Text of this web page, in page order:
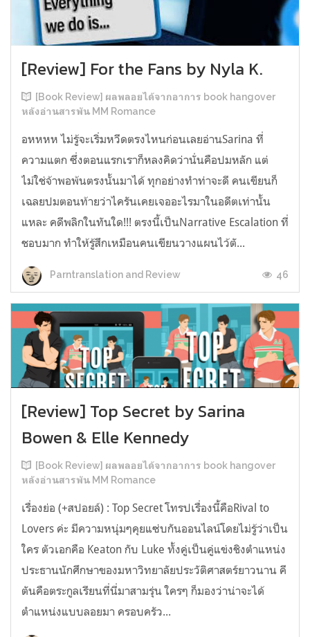
[Review] For the Fans by Nyla K.
[Book Review] ผลพลอยได้จากอาการ book hangover
หลังอ่านสารพัน MM Romance
อหหหห ไม่รู้จะเริ่มหวีดตรงไหนก่อนเลยอ่านSarina ที่
ความแตก ซึ่งตอนแรกเราก็หลงคิดว่านั่นคือปมหลัก แต่
ไม่ใช่จ้าพอพ้นตรงนั้นมาได้ ทุกอย่างทำท่าจะดี คนเขียนก็
เฉลยปมตอนท้ายว่าไครันเคยเจออะไรมาในอดีตเท่านั้น
แหละ คดีพลิกในทันใด!!! ตรงนี้เป็นNarrative Escalation ที่
ชอบมาก ทำให้รู้สึกเหมือนคนเขียนวางแผนไว้ตั...
Parntranslation and Review 46
[Review] Top Secret by Sarina
Bowen & Elle Kennedy
[Book Review] ผลพลอยได้จากอาการ book hangover
หลังอ่านสารพัน MM Romance
เรื่องย่อ (+สปอยล์) : Top Secret โทรปเรื่องนี้คือRival to
Lovers ค่ะ มีความหนุ่มๆคุยแซ่บกันออนไลน์โดยไม่รู้ว่าเป็น
ใคร ตัวเอกคือ Keaton กับ Luke ทั้งคู่เป็นคู่แข่งชิงตำแหน่ง
ประธานนักศึกษาของมหาวิทยาลัยประวัติศาสตร์ยาวนาน คี
ตันคือตระกูลเรียนที่นี่มาสามรุ่น ใครๆ ก็มองว่าน่าจะได้
ตำแหน่งแบบลอยมา ครอบครัว...